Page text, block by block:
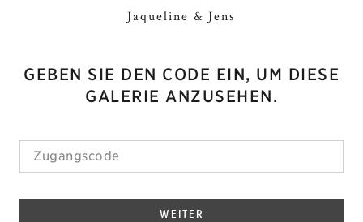
Jaqueline & Jens
GEBEN SIE DEN CODE EIN, UM DIESE
GALERIE ANZUSEHEN.
WEITER